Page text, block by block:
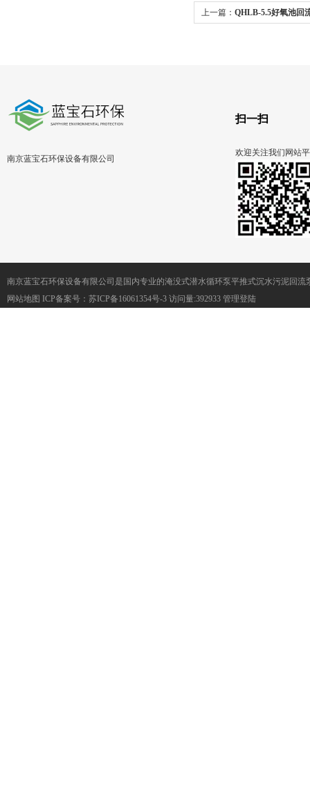
上一篇： QHLB-5.5好氧池回
南京蓝宝石环保设备有限公司
扫一扫
欢迎关注我们网站
南京蓝宝石环保设备有限公司是国内专业的淹没式潜水循环泵平推式沉水污泥回
网站地图 ICP备案号： 苏ICP备16061354号-3 访问量:392933 管理登陆